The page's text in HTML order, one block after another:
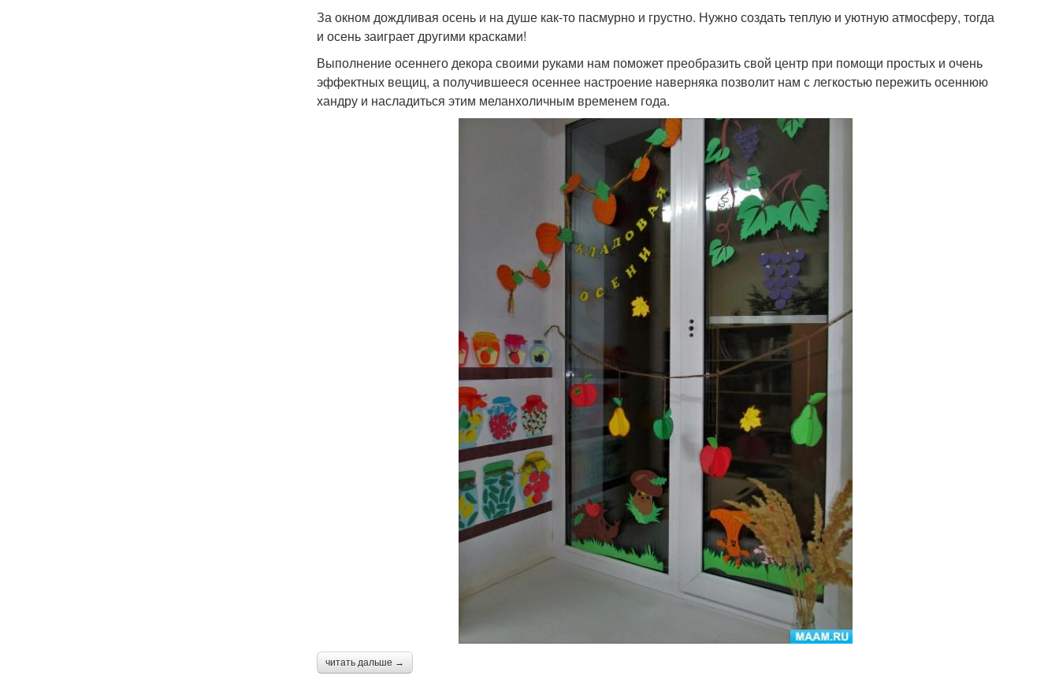
За окном дождливая осень и на душе как-то пасмурно и грустно. Нужно создать теплую и уютную атмосферу, тогда
и осень заиграет другими красками!
Выполнение осеннего декора своими руками нам поможет преобразить свой центр при помощи простых и очень
эффектных вещиц, а получившееся осеннее настроение наверняка позволит нам с легкостью пережить осеннюю
хандру и насладиться этим меланхоличным временем года.
читать дальше →